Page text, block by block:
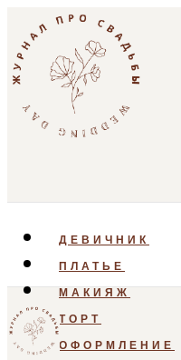
ДЕВИЧНИК
ПЛАТЬЕ
МАКИЯЖ
ТОРТ
ОФОРМЛЕНИЕ